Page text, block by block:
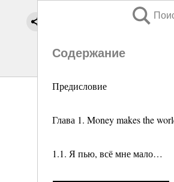
Содержание
Предисловие
Глава 1. Money makes the
1.1. Я пью, всё мне мало…